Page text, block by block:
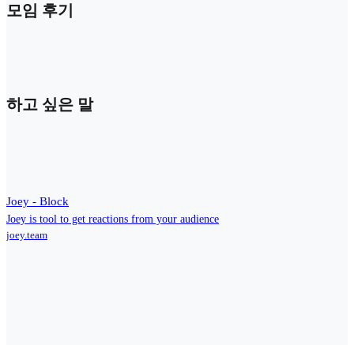
모임 후기
하고 싶은 말
Joey - Block
Joey is tool to get reactions from your audience
joey.team